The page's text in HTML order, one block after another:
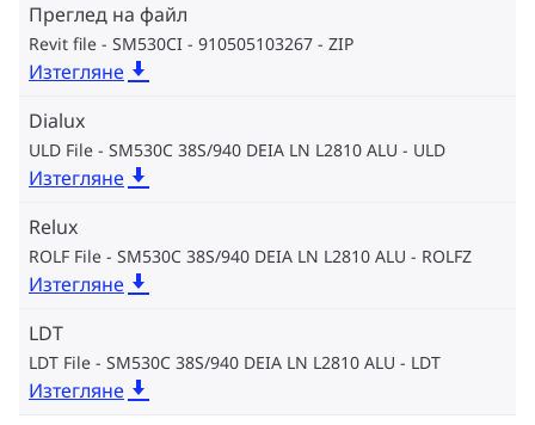
Преглед на файл
Revit file - SM530CI - 910505103267 ZIP
Изтегляне
Dialux
ULD File - SM530C 38S/940 DEIA LN L2810 ALU ULD
Изтегляне
Relux
ROLF File - SM530C 38S/940 DEIA LN L2810 ALU ROLFZ
Изтегляне
LDT
LDT File - SM530C 38S/940 DEIA LN L2810 ALU LDT
Изтегляне